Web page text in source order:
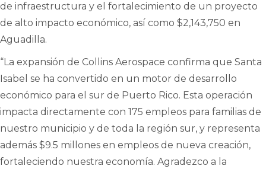
de infraestructura y el fortalecimiento de un proyecto
de alto impacto económico, así como $2,143,750 en
Aguadilla.
“La expansión de Collins Aerospace confirma que Santa
Isabel se ha convertido en un motor de desarrollo
económico para el sur de Puerto Rico. Esta operación
impacta directamente con 175 empleos para familias de
nuestro municipio y de toda la región sur, y representa
además $9.5 millones en empleos de nueva creación,
fortaleciendo nuestra economía. Agradezco a la